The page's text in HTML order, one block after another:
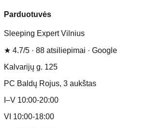
Parduotuvės
Sleeping Expert Vilnius
★ 4.7/5 · 88 atsiliepimai · Google
Kalvarijų g. 125
PC Baldų Rojus, 3 aukštas
I–V 10:00-20:00
VI 10:00-18:00